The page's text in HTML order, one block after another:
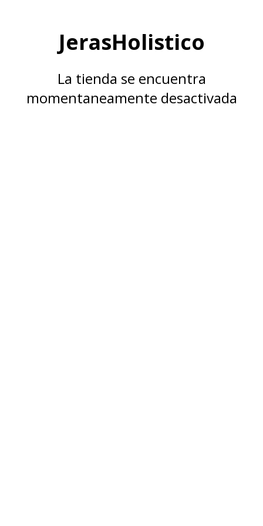
JerasHolistico
La tienda se encuentra
momentaneamente desactivada